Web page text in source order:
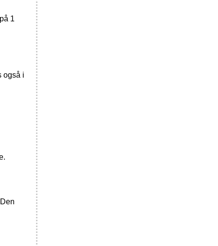
1
også i